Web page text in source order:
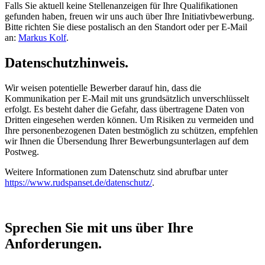
Falls Sie aktuell keine Stellenanzeigen für Ihre Qualifikationen
gefunden haben, freuen wir uns auch über Ihre Initiativbewerbung.
Bitte richten Sie diese postalisch an den Standort oder per E-Mail
an: Markus Kolf.
Datenschutzhinweis.
Wir weisen potentielle Bewerber darauf hin, dass die
Kommunikation per E-Mail mit uns grundsätzlich unverschlüsselt
erfolgt. Es besteht daher die Gefahr, dass übertragene Daten von
Dritten eingesehen werden können. Um Risiken zu vermeiden und
Ihre personenbezogenen Daten bestmöglich zu schützen, empfehlen
wir Ihnen die Übersendung Ihrer Bewerbungsunterlagen auf dem
Postweg.
Weitere Informationen zum Datenschutz sind abrufbar unter
https://www.rudspanset.de/datenschutz/.
Sprechen Sie mit uns über Ihre
Anforderungen.